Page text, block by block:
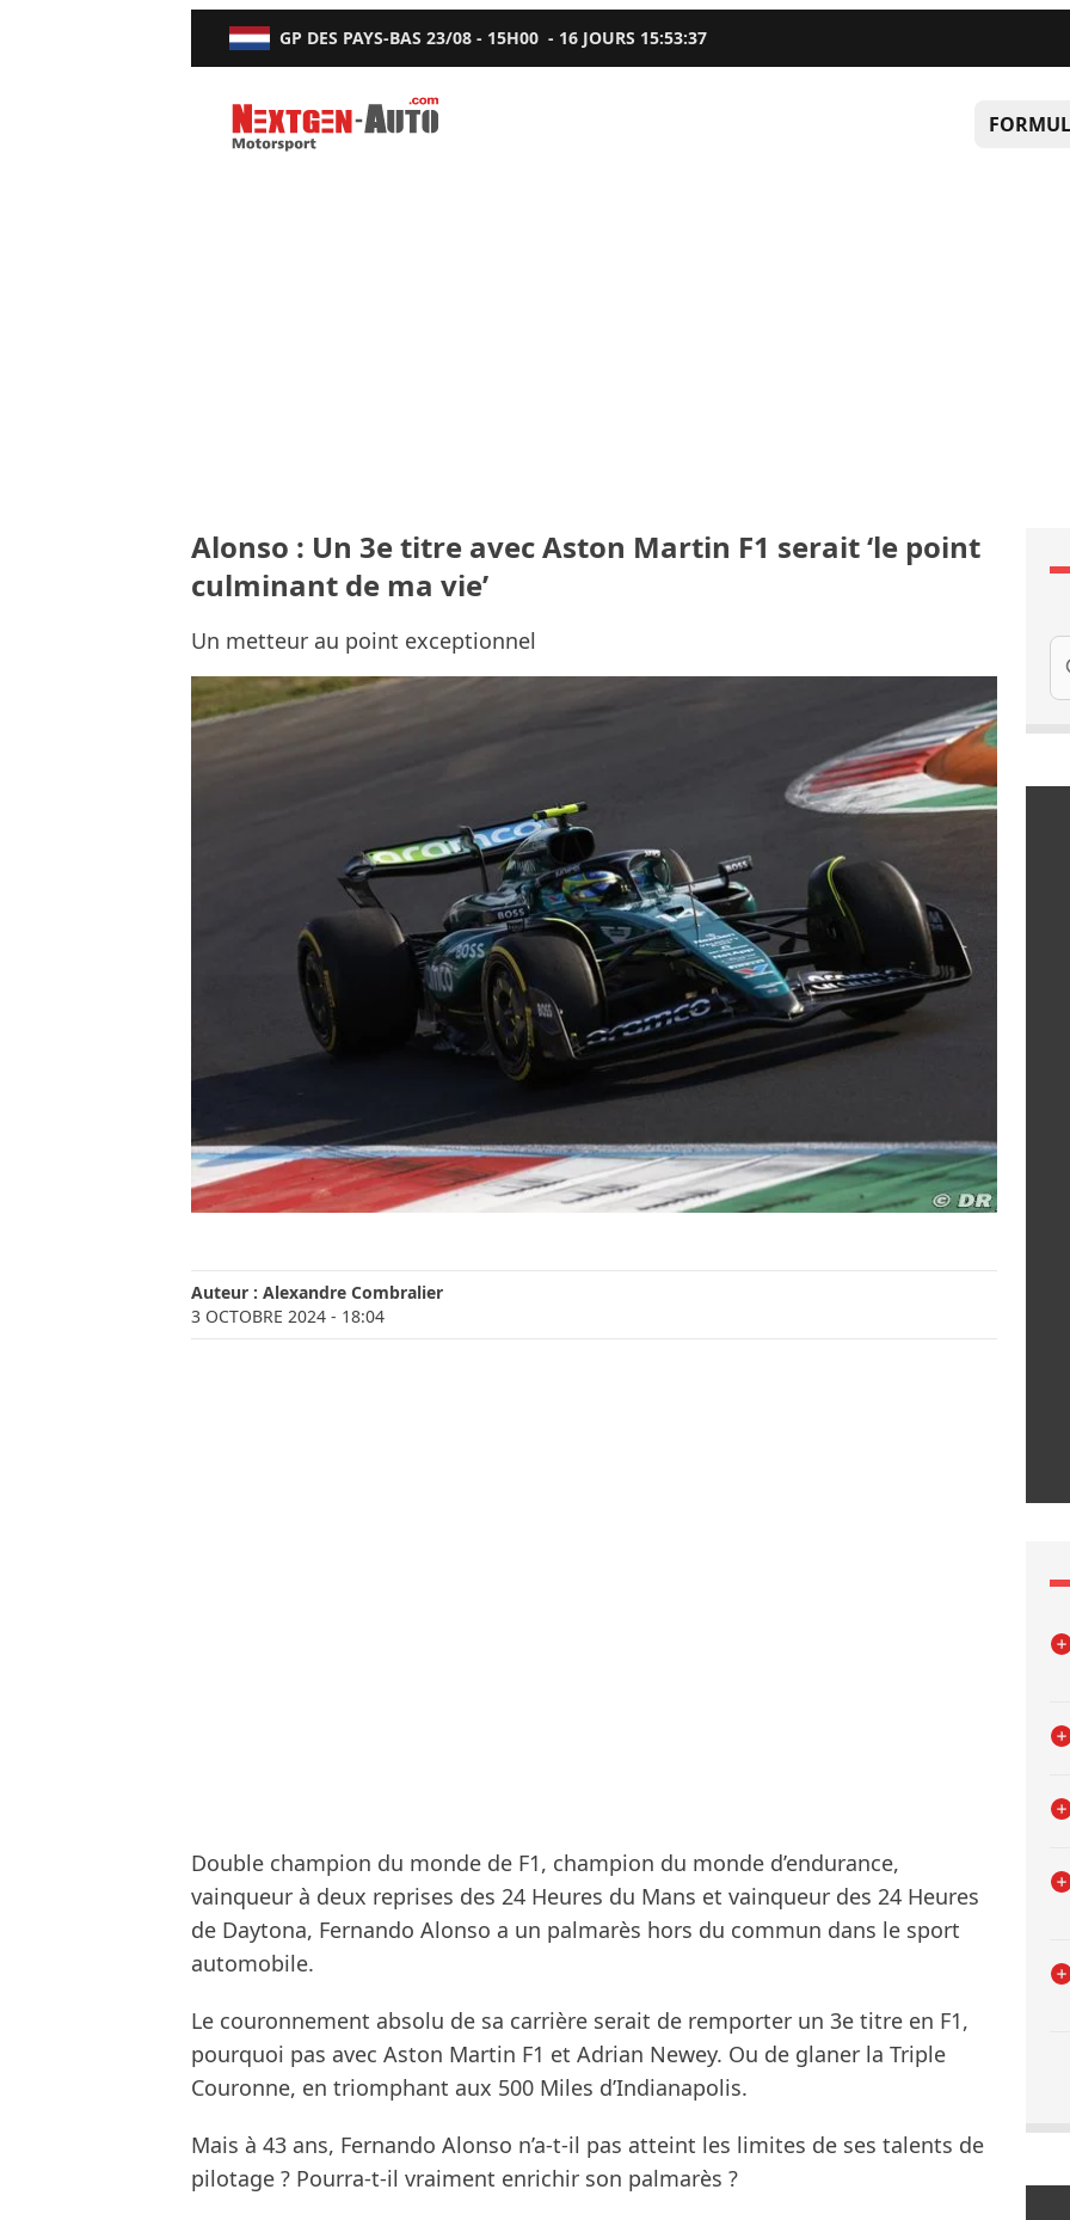
GP DES PAYS-BAS 23/08 - 15H00 - 16 JOURS 15:53:36
Nextgen-Auto.com
Alonso : Un 3e titre avec Aston Martin F1 serait ‘le point
culminant de ma vie’
Un metteur au point exceptionnel
Auteur : Alexandre Combralier
3 OCTOBRE 2024 - 18:04
Double champion du monde de F1, champion du monde d’endurance,
vainqueur à deux reprises des 24 Heures du Mans et vainqueur des 24 Heures
de Daytona, Fernando Alonso a un palmarès hors du commun dans le sport
automobile.
Le couronnement absolu de sa carrière serait de remporter un 3e titre en F1,
pourquoi pas avec Aston Martin F1 et Adrian Newey. Ou de glaner la Triple
Couronne, en triomphant aux 500 Miles d’Indianapolis.
Mais à 43 ans, Fernando Alonso n’a-t-il pas atteint les limites de ses talents de
pilotage ? Pourra-t-il vraiment enrichir son palmarès ?